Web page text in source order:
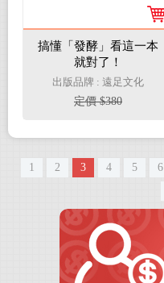
搞懂「發酵」看這一本
就對了！
出版品牌 : 遠足文化
定價 $380
1 2 3 4 5 6